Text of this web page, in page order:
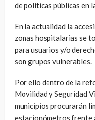
de políticas públicas en
En la actualidad la
zonas hospitalarias se
para usuarios y/o
son grupos vulnerables.
Por ello dentro de la
Movilidad y Seguridad
municipios procurarán
estacionómetros frente